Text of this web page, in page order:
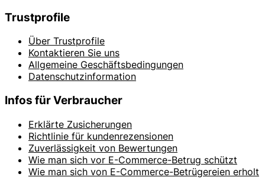
Trustprofile
Über Trustprofile
Kontaktieren Sie uns
Allgemeine Geschäftsbedingungen
Datenschutzinformation
Infos für Verbraucher
Erklärte Zusicherungen
Richtlinie für kundenrezensionen
Zuverlässigkeit von Bewertungen
Wie man sich vor E-Commerce-Betrug schützt
Wie man sich von E-Commerce-Betrügereien erholt